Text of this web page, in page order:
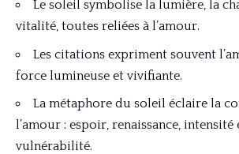
Le soleil symbolise la lumière, la
vitalité, toutes reliées à l’amour.
Les citations expriment souvent
force lumineuse et vivifiante.
La métaphore du soleil éclaire la
l’amour : espoir, renaissance,
vulnérabilité.